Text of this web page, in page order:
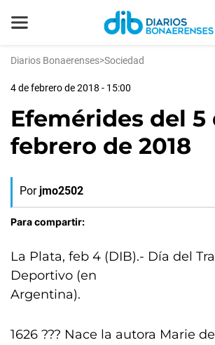
Diarios Bonaerenses>Sociedad
4 de febrero de 2018 - 15:00
Efemérides del 5
febrero de 2018
Por jmo2502
Para compartir:
La Plata, feb 4 (DIB).- Día del
Deportivo (en
Argentina).
1626 ??? Nace la autora Marie